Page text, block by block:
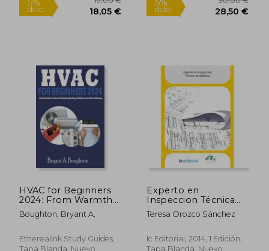
dcto. 109,23 €
5%
dcto.
HVAC for Beginners
2024: From Warmth
to Coolness:
Navigating Heating,
Conditioning (en
Inglés)
Boughton, Bryant A.
Etherealink Study Guides,
Tapa Blanda, Nuevo
Experto en
Inspeccion Técnica
de Edificios
Teresa Orozco Sánchez
Ic Editorial, 2014, 1 Edición,
Tapa Blanda, Nuevo